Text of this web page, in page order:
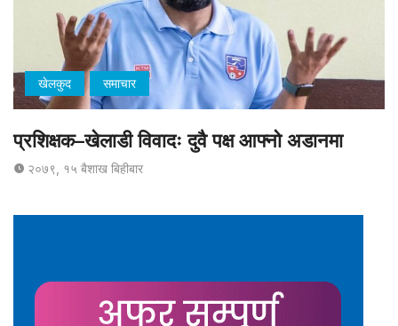
खेलकुद समाचार
प्रशिक्षक–खेलाडी विवादः दुवै पक्ष आफ्नो अडानमा
२०७९, १५ बैशाख बिहीबार